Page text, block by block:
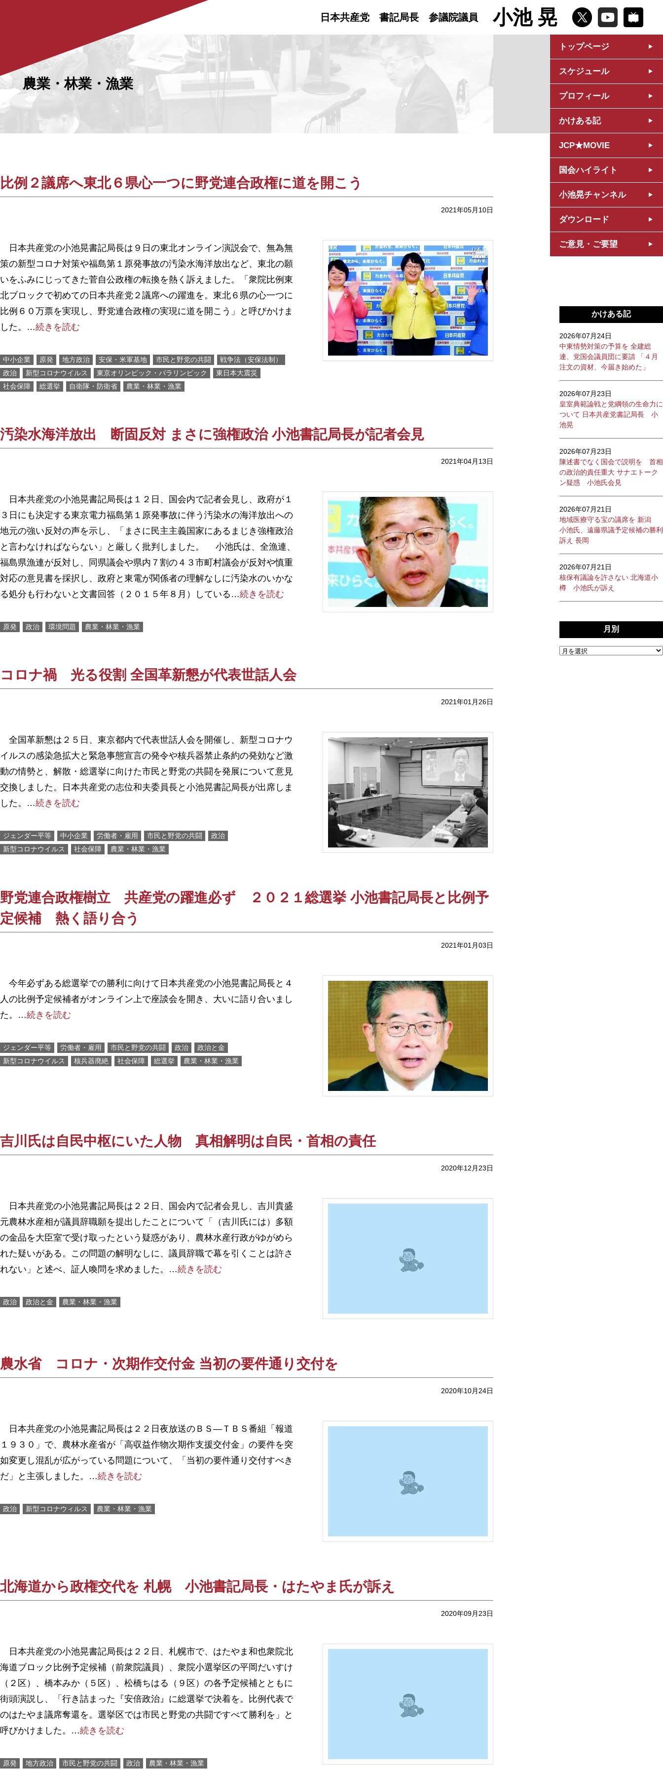
日本共産党 書記局長 参議院議員 小池 晃
トップページ
スケジュール
プロフィール
かけある記
JCP★MOVIE
国会ハイライト
小池晃チャンネル
ダウンロード
ご意見・ご要望
農業・林業・漁業
比例２議席へ東北６県心一つに野党連合政権に道を開こう
2021年05月10日
日本共産党の小池晃書記局長は９日の東北オンライン演説会で、無為無
策の新型コロナ対策や福島第１原発事故の汚染水海洋放出など、東北の願
いをふみにじってきた菅自公政権の転換を熱く訴えました。「衆院比例東
北ブロックで初めての日本共産党２議席への躍進を。東北６県の心一つに
比例６０万票を実現し、野党連合政権の実現に道を開こう」と呼びかけま
した。…続きを読む
中小企業 原発 地方政治 安保・米軍基地 市民と野党の共闘
戦争法（安保法制）
政治
新型コロナウイルス 東京オリンピック・パラリンピック
東日本大震災
社会保障
総選挙 自衛隊・防衛省 農業・林業・漁業
汚染水海洋放出 断固反対 まさに強権政治 小池書記局長が記者会見
2021年04月13日
日本共産党の小池晃書記局長は１２日、国会内で記者会見し、政府が１
３日にも決定する東京電力福島第１原発事故に伴う汚染水の海洋放出への
地元の強い反対の声を示し、「まさに民主主義国家にあるまじき強権政治
と言わなければならない」と厳しく批判しました。 小池氏は、全漁連、
福島県漁連が反対し、同県議会や県内７割の４３市町村議会が反対や慎重
対応の意見書を採択し、政府と東電が関係者の理解なしに汚染水のいかな
る処分も行わないと文書回答（２０１５年８月）している…続きを読む
原発 政治 環境問題 農業・林業・漁業
コロナ禍 光る役割 全国革新懇が代表世話人会
2021年01月26日
全国革新懇は２５日、東京都内で代表世話人会を開催し、新型コロナウ
イルスの感染急拡大と緊急事態宣言の発令や核兵器禁止条約の発効など激
動の情勢と、解散・総選挙に向けた市民と野党の共闘を発展について意見
交換しました。日本共産党の志位和夫委員長と小池晃書記局長が出席しま
した。…続きを読む
ジェンダー平等 中小企業 労働者・雇用 市民と野党の共闘
政治
新型コロナウイルス
社会保障 農業・林業・漁業
野党連合政権樹立 共産党の躍進必ず ２０２１総選挙 小池書記局長と比例予
定候補 熱く語り合う
2021年01月03日
今年必ずある総選挙での勝利に向けて日本共産党の小池晃書記局長と４
人の比例予定候補者がオンライン上で座談会を開き、大いに語り合いまし
た。…続きを読む
ジェンダー平等 労働者・雇用 市民と野党の共闘 政治
政治と金
新型コロナウイルス
核兵器廃絶 社会保障 総選挙 農業・林業・漁業
吉川氏は自民中枢にいた人物 真相解明は自民・首相の責任
2020年12月23日
日本共産党の小池晃書記局長は２２日、国会内で記者会見し、吉川貴盛
元農林水産相が議員辞職願を提出したことについて「（吉川氏には）多額
の金品を大臣室で受け取ったという疑惑があり、農林水産行政がゆがめら
れた疑いがある。この問題の解明なしに、議員辞職で幕を引くことは許さ
れない」と述べ、証人喚問を求めました。…続きを読む
政治 政治と金 農業・林業・漁業
農水省 コロナ・次期作交付金 当初の要件通り交付を
2020年10月24日
日本共産党の小池晃書記局長は２２日夜放送のＢＳ―ＴＢＳ番組「報道
１９３０」で、農林水産省が「高収益作物次期作支援交付金」の要件を突
如変更し混乱が広がっている問題について、「当初の要件通り交付すべき
だ」と主張しました。…続きを読む
政治 新型コロナウィルス 農業・林業・漁業
北海道から政権交代を 札幌 小池書記局長・はたやま氏が訴え
2020年09月23日
日本共産党の小池晃書記局長は２２日、札幌市で、はたやま和也衆院北
海道ブロック比例予定候補（前衆院議員）、衆院小選挙区の平岡だいすけ
（２区）、橋本みか（５区）、松橋ちはる（９区）の各予定候補とともに
街頭演説し、「行き詰まった『安倍政治』に総選挙で決着を。比例代表で
のはたやま議席奪還を。選挙区では市民と野党の共闘ですべて勝利を」と
呼びかけました。…続きを読む
原発 地方政治 市民と野党の共闘 政治 農業・林業・漁業
かけある記
2026年07月24日
中東情勢対策の予算を 全建総
連、党国会議員団に要請 「４月
注文の資材、今届き始めた」
2026年07月23日
皇室典範論戦と党綱領の生命力に
ついて 日本共産党書記局長 小
池晃
2026年07月23日
陳述書でなく国会で説明を 首相
の政治的責任重大 サナエトーク
ン疑惑 小池氏会見
2026年07月21日
地域医療守る宝の議席を 新潟
小池氏、遠藤県議予定候補の勝利
訴え 長岡
2026年07月21日
核保有議論を許さない 北海道小
樽 小池氏が訴え
月別